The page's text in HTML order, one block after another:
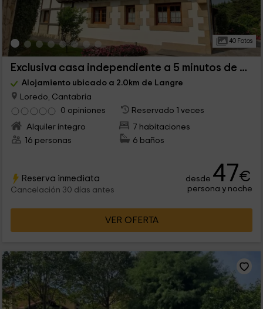
40 Fotos
Exclusiva casa independiente a 5 minutos de playa
Alojamiento ubicado a 2.0km de Langre
Loredo, Cantabria
0 opiniones
Reservado 1 veces
Alquiler íntegro
7 habitaciones
16 personas
6 baños
Reserva inmediata
Cancelación 30 días antes
desde 47€
persona y noche
VER OFERTA